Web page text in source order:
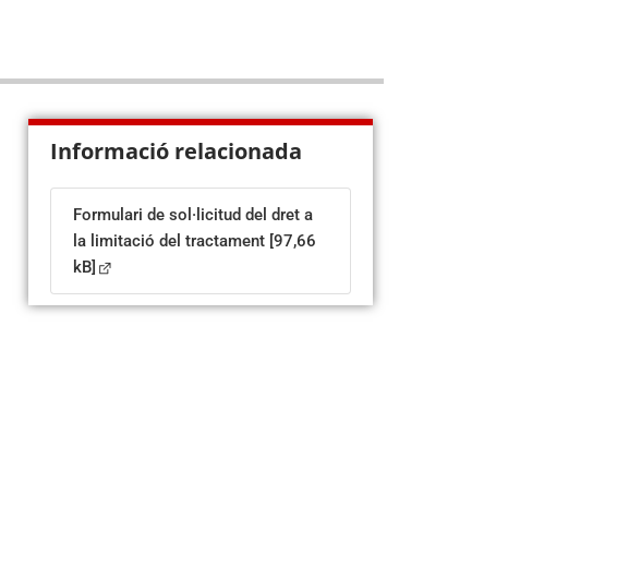
Informació relacionada
Formulari de sol·licitud del dret a
la limitació del tractament [97,66
kB]